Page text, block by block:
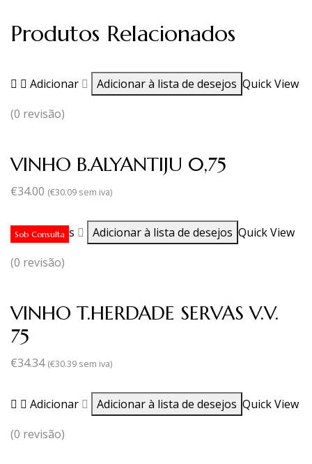
Produtos Relacionados
Adicionar Adicionar à lista de desejos Quick View
(0 revisão)
VINHO B.ALYANTIJU 0,75
€34.00 (€30.09 sem iva)
Sob Consulta
Ler mais Adicionar à lista de desejos Quick View
(0 revisão)
VINHO T.HERDADE SERVAS V.V.
75
€34.34 (€30.39 sem iva)
Adicionar Adicionar à lista de desejos Quick View
(0 revisão)